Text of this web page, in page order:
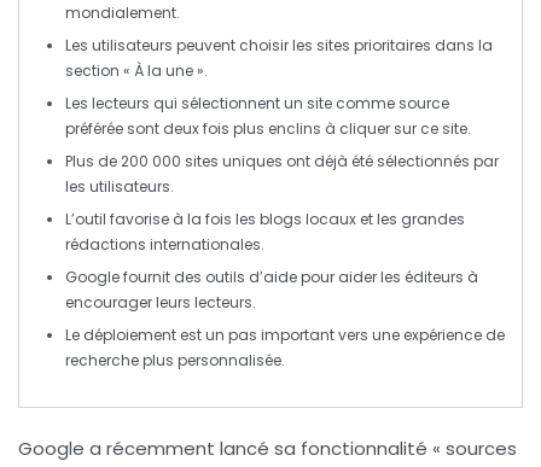
mondialement.
Les utilisateurs peuvent choisir les sites prioritaires dans la
section « À la une ».
Les lecteurs qui sélectionnent un site comme source
préférée sont deux fois plus enclins à cliquer sur ce site.
Plus de200 000 sites uniques ont déjà été sélectionnés par
les utilisateurs.
L’outil favorise à la fois les blogs locaux et les grandes
rédactions internationales.
Google fournit des outils d’aidepour aider les éditeurs à
encourager leurs lecteurs.
Le déploiement est un pas important vers une expérience de
recherche plus personnalisée.
Google a récemment lancé sa fonctionnalité « sources